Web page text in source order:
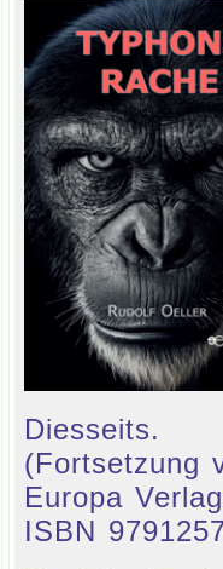
Diesseits.
(Fortsetzung
Europa
ISBN